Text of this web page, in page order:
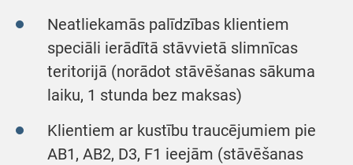
Neatliekamās palīdzības klientiem
speciāli ierādītā stāvvietā slimnīcas
teritorijā (norādot stāvēšanas sākuma
laiku, 1 stunda bez maksas)
Klientiem ar kustību traucējumiem pie
AB1, AB2, D3, F1 ieejām (stāvēšanas